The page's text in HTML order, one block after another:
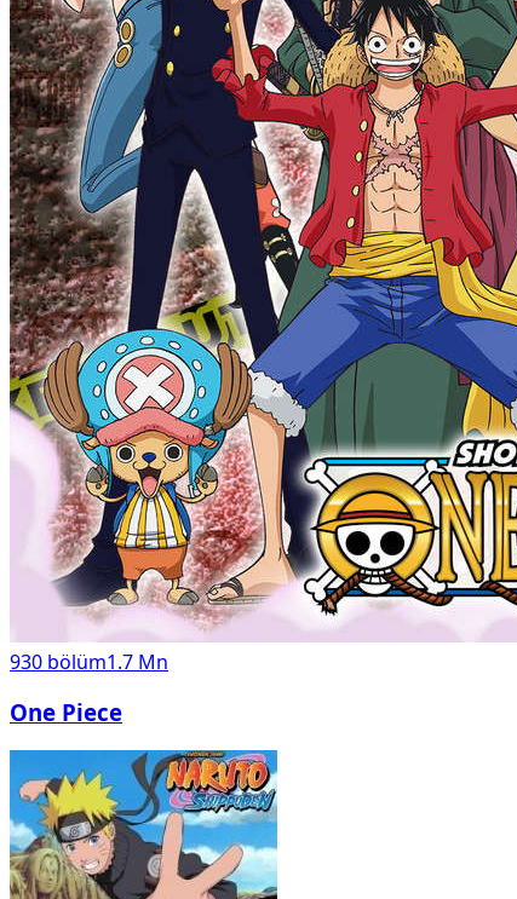
930 bölüm1.7 Mn
One Piece